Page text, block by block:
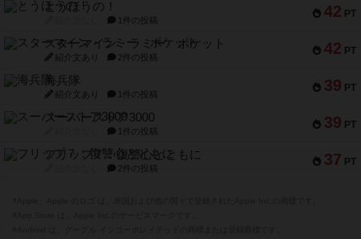
42 PT
とうほうの！
1件の投稿
42 PT
スターマイン・ラミー ポケット
紹介文あり 2件の投稿
39 PT
海兵隊
紹介文あり 1件の投稿
39 PT
スーパーストア3000
1件の投稿
37 PT
フリップ７：復讐心とともに
2件の投稿